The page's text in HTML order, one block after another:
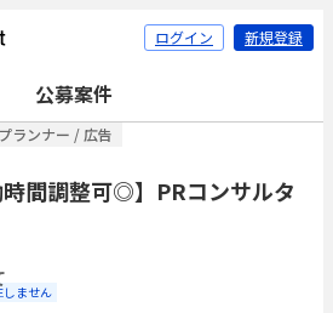
ログイン 新規登録
公募案件
ランナー / 広告
時間調整可◎】PRコンサルタ
しません